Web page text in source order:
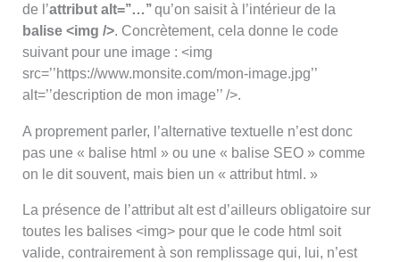
de l’attribut alt=’’…’’qu’on saisit à l’intérieur de la
balise <img />. Concrètement, cela donne le code
suivant pour une image : <img
src=’’https://www.monsite.com/mon-image.jpg’’
alt=’’description de mon image’’ />.
A proprement parler, l’alternative textuelle n’est donc
pas une « balise html » ou une « balise SEO » comme
on le dit souvent, mais bien un « attribut html. »
La présence de l’attribut alt est d’ailleurs obligatoire sur
toutes les balises <img> pour que le code html soit
valide, contrairement à son remplissage qui, lui, n’est